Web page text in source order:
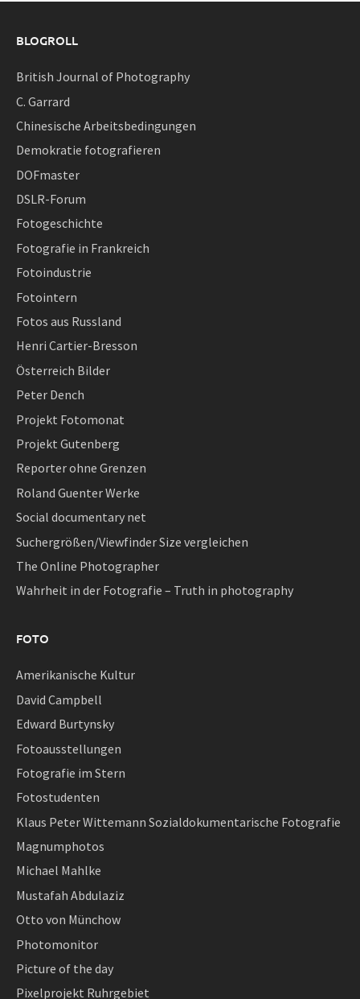
BLOGROLL
British Journal of Photography
C. Garrard
Chinesische Arbeitsbedingungen
Demokratie fotografieren
DOFmaster
DSLR-Forum
Fotogeschichte
Fotografie in Frankreich
Fotoindustrie
Fotointern
Fotos aus Russland
Henri Cartier-Bresson
Österreich Bilder
Peter Dench
Projekt Fotomonat
Projekt Gutenberg
Reporter ohne Grenzen
Roland Guenter Werke
Social documentary net
Suchergrößen/Viewfinder Size vergleichen
The Online Photographer
Wahrheit in der Fotografie – Truth in photography
FOTO
Amerikanische Kultur
David Campbell
Edward Burtynsky
Fotoausstellungen
Fotografie im Stern
Fotostudenten
Klaus Peter Wittemann Sozialdokumentarische Fotografie
Magnumphotos
Michael Mahlke
Mustafah Abdulaziz
Otto von Münchow
Photomonitor
Picture of the day
Pixelprojekt Ruhrgebiet